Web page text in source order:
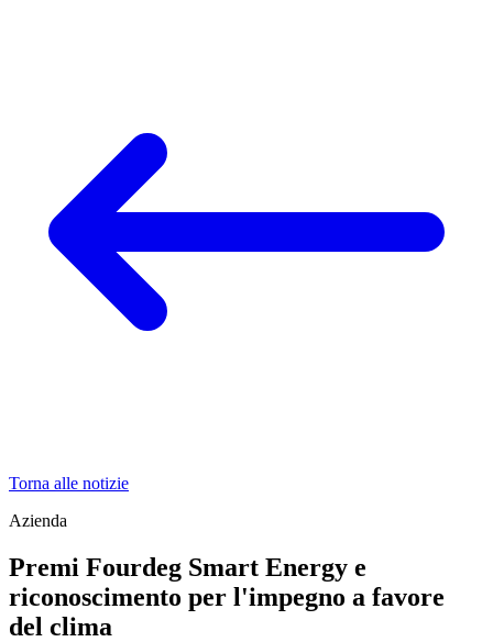
Torna alle notizie
Azienda
Premi Fourdeg Smart Energy e
riconoscimento per l'impegno a favore
del clima